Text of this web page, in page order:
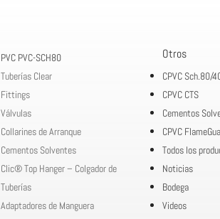
PVC PVC-SCH80
Tuberías Clear
Fittings
Válvulas
Collarines de Arranque
Cementos Solventes
Clic® Top Hanger – Colgador de
Tuberías
Adaptadores de Manguera
Otros
CPVC Sch.80/
CPVC CTS
Cementos
CPVC
Todos los
Noticias
Bodega
Videos